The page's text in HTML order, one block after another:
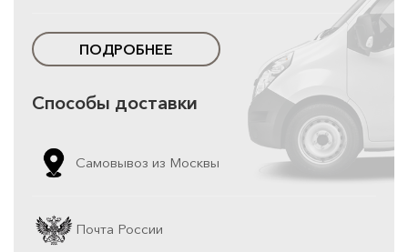
ПОДРОБНЕЕ
Способы доставки
Самовывоз из Москвы
Почта России